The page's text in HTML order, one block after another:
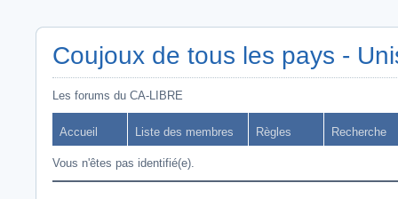
Coujoux de tous les pays -
Les forums du CA-LIBRE
Accueil Liste des membres Règles Recherche
Vous n'êtes pas identifié(e).